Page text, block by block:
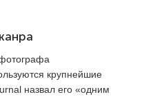
крупнейшие
назвал его «одним